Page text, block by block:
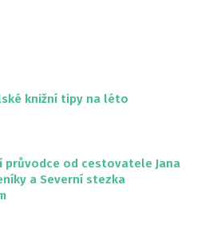
knižní tipy na léto
průvodce od cestovatele Jana
a Severní stezka